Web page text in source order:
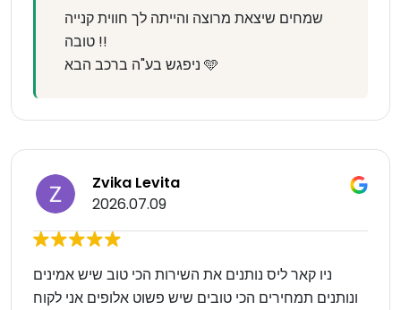
שמחים שיצאת מרוצה והייתה לך חווית קנייה
טובה !!
ניפגש בע"ה ברכב הבא 🩵
Zvika Levita
2026.07.09
ניו קאר ליס נותנים את השירות הכי טוב שיש אמינים
ונותנים תמחירים הכי טובים שיש פשוט אלופים אני לקוח